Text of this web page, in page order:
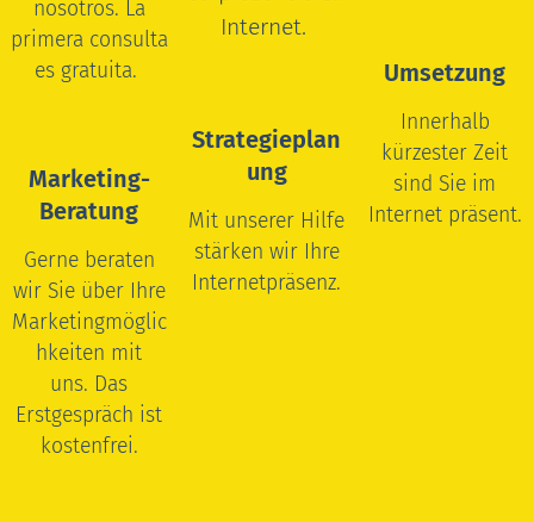
nosotros. La
primera consulta
es gratuita.
Marketing-
Beratung
Gerne beraten
wir Sie über Ihre
Marketingmöglic
hkeiten mit
uns. Das
Erstgespräch ist
kostenfrei.
Internet.
Strategieplan
ung
Mit unserer Hilfe
stärken wir Ihre
Internetpräsenz.
Umsetzung
Innerhalb
kürzester Zeit
sind Sie im
Internet präsent.